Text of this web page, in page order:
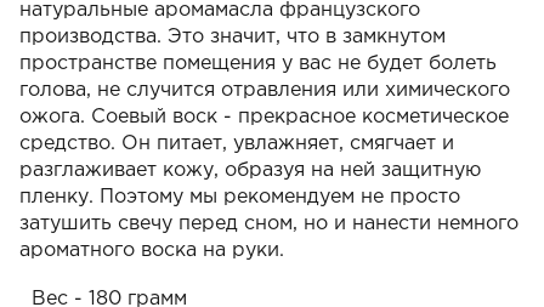
натуральные аромамасла французского
производства. Это значит, что в замкнутом
пространстве помещения у вас не будет болеть
голова, не случится отравления или химического
ожога. Соевый воск - прекрасное косметическое
средство. Он питает, увлажняет, смягчает и
разглаживает кожу, образуя на ней защитную
пленку. Поэтому мы рекомендуем не просто
затушить свечу перед сном, но и нанести немного
ароматного воска на руки.
Вес - 180 грамм